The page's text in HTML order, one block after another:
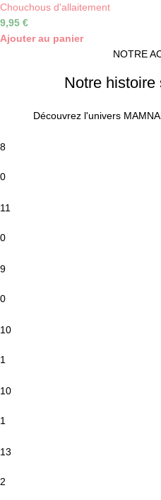
Chouchous d'allaitement
9,95 €
Ajouter au panier
NOTRE
Notre histoire
Découvrez l'univers
8
0
11
0
9
0
10
1
10
1
13
2